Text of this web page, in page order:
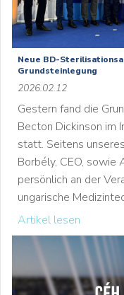
Neue BD-
Grundsteinlegung
2026.02.12
Gestern fand die
Becton Dickinson im
statt. Seitens
Borbély, CEO, sowie
persönlich an der
ungarische
Artikel lesen